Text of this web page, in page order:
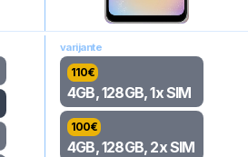
varijante
110€
4GB, 128GB, 1x SIM
100€
4GB, 128GB, 2x SIM